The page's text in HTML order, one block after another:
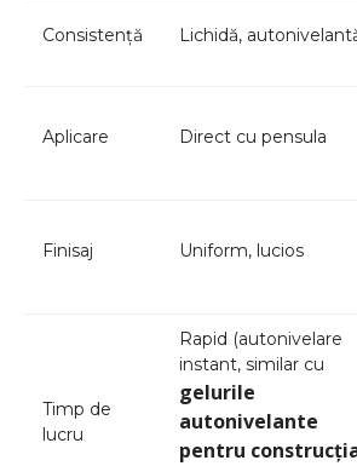
Consistență Lichidă,
Aplicare Direct cu pensula
Finisaj Uniform, lucios
Timp de
lucru
Rapid (autonivelare
instant, similar cu
gelurile
autonivelante
pentru